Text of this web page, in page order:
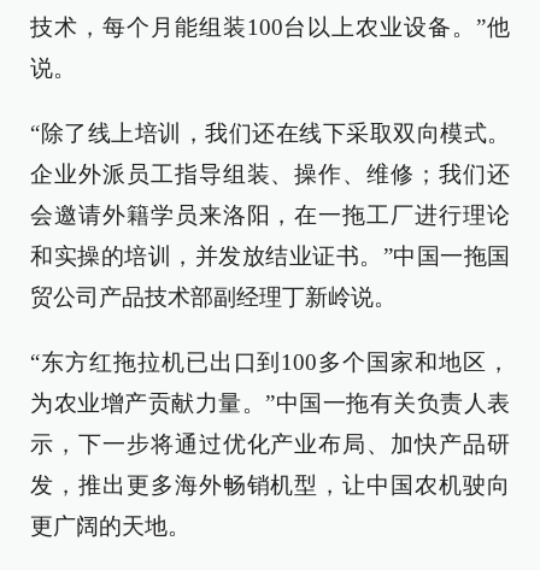
技术，每个月能组装100台以上农业设备。”他
说。
“除了线上培训，我们还在线下采取双向模式。
企业外派员工指导组装、操作、维修；我们还
会邀请外籍学员来洛阳，在一拖工厂进行理论
和实操的培训，并发放结业证书。”中国一拖国
贸公司产品技术部副经理丁新岭说。
“东方红拖拉机已出口到100多个国家和地区，
为农业增产贡献力量。”中国一拖有关负责人表
示，下一步将通过优化产业布局、加快产品研
发，推出更多海外畅销机型，让中国农机驶向
更广阔的天地。